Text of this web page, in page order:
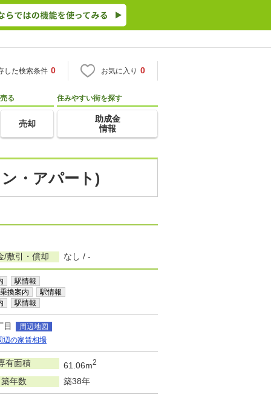
した検索条件 0 お気に入り 0
売る
売却
住みやすい街を探す
助成金
情報
・アパート)
/敷引・償却 なし / -
駅情報
乗換案内
駅情報
駅情報
目
周辺地図
辺の家賃相場
有面積 61.06m2
築年数 築38年